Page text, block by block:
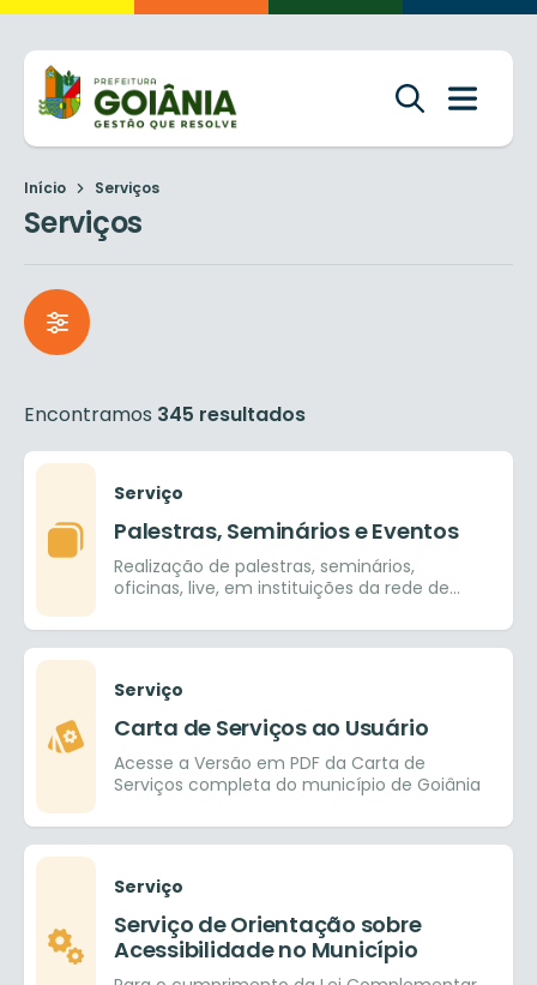
Início Serviços
Serviços
Encontramos 345 resultados
Serviço
Palestras, Seminários e Eventos
Realização de palestras, seminários,
oficinas, live, em instituições da rede de
fundamental, médio e superior.
Serviço
Carta de Serviços ao Usuário
Acesse a Versão em PDF da Carta de
Serviços completa do município de Goiânia
Serviço
Serviço de Orientação sobre
Acessibilidade no Município